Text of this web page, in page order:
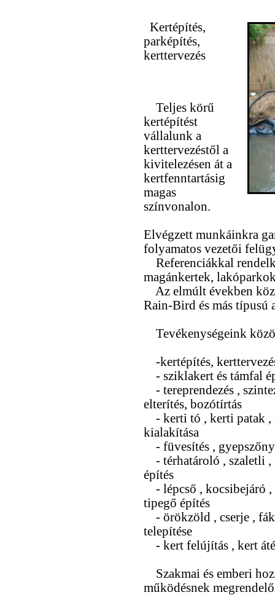
Kertépítés,
parképítés,
kerttervezés
Teljes körű
kertépítést
vállalunk a
kerttervezéstől a
kivitelezésen át a
kertfenntartásig
magas
színvonalon.
Elvégzett munkáinkra
folyamatos vezetői
Referenciákkal
magánkertek,
Az elmúlt években
Rain-Bird és más típusú
Tevékenységeink
-kertépítés,
- sziklakert és támfal
- tereprendezés ,
elterítés, bozótírtás
- kerti tó , kerti patak ,
kialakítása
- füvesítés ,
- térhatároló , szaletli ,
építés
- lépcső , kocsibejáró
tipegő építés
- örökzöld , cserje , fák
telepítése
- kert felújítás , kert
Szakmai és emberi
működésnek